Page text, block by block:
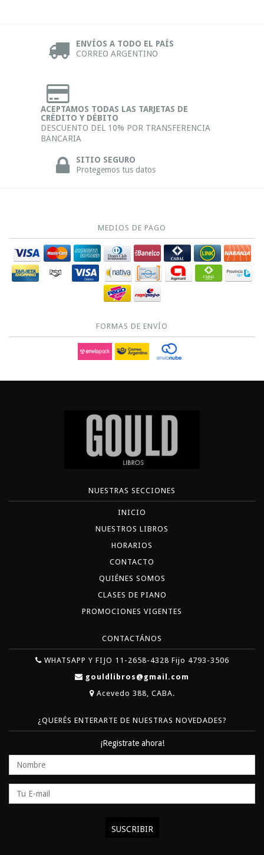
ENVÍOS A TODO EL PAÍS
CORREO ARGENTINO
ACEPTAMOS TODAS LAS TARJETAS DE
CRÉDITO Y DÉBITO
DESCUENTO DEL 10% POR TRANSFERENCIA
BANCARIA
SITIO SEGURO
Protegemos tus datos
MEDIOS DE PAGO
FORMAS DE ENVÍO
NUESTRAS SECCIONES
INICIO
NUESTROS LIBROS
HORARIOS
CONTACTO
QUIÉNES SOMOS
CLASES DE PIANO
PROMOCIONES VIGENTES
CONTACTÁNOS
WHATSAPP Y FIJO 11-2658-4328 Fijo 4793-3506
gouldlibros@gmail.com
Acevedo 388, CABA.
¿QUERÉS ENTERARTE DE NUESTRAS NOVEDADES?
¡Registrate ahora!